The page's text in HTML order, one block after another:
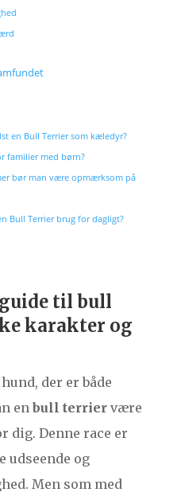
en Bull Terrier som kæledyr?
familier med børn?
bør man være opmærksom på
Bull Terrier brug for dagligt?
til bull
karakter og
der er både
enbull terriervære
dig. Denne race er
og
Men som med